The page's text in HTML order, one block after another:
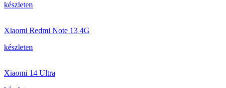
készleten
Xiaomi Redmi Note 13 4G
készleten
Xiaomi 14 Ultra